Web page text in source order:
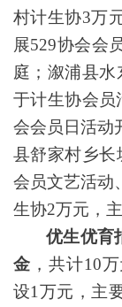
村计生协3万
展529协会会
庭； 溆浦县水
于计生协会员
会会员日活动
县舒家村乡长
会员文艺活动
生协2万元，
优生优育
金 ，共计10
设1万元，主